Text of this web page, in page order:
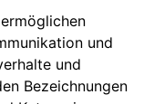
und
und
Bezeichnungen